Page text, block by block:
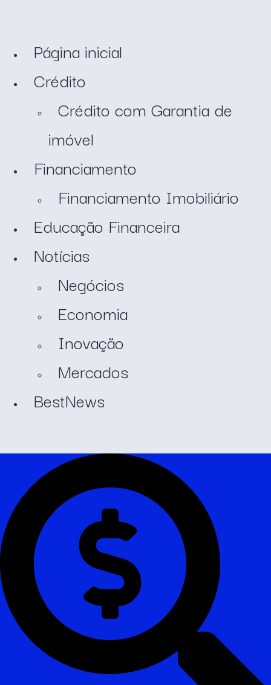
Página inicial
Crédito
Crédito com Garantia de
imóvel
Financiamento
Financiamento Imobiliário
Educação Financeira
Notícias
Negócios
Economia
Inovação
Mercados
BestNews